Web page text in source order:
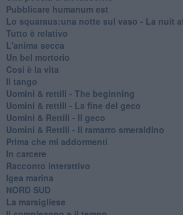
Pubblicare humanum est
Lo squaraus:una notte sul vaso - La nuit
Tutto è relativo
L'anima secca
Un bel mortorio
Cosi è la vita
Il tango
​Uomini & rettili - The beginning
​Uomini & rettili - La fine del geco
Uomini & Rettili - Il geco
Uomini & Rettili - Il ramarro smeraldino
Prima che mi addormenti
In carcere
Racconto interattivo
Igea marina
​NORD SUD
La marsigliese